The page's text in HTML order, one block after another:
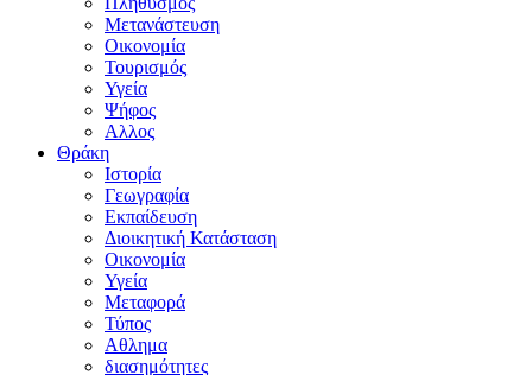
Μετανάστευση
Οικονομία
Τουρισμός
Υγεία
Ψήφος
Αλλος
Θράκη
Ιστορία
Γεωγραφία
Εκπαίδευση
Διοικητική Κατάσταση
Οικονομία
Υγεία
Μεταφορά
Τύπος
Αθλημα
διασημότητες